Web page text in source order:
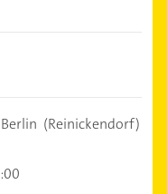
(Reinickendorf)